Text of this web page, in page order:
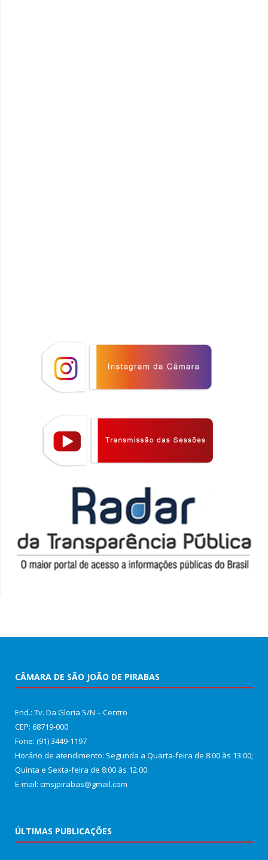
CÂMARA DE SÃO JOÃO DE PIRABAS
End.: Tv. Da Gloria S/N – Centro
CEP: 68719-000
Fone: (91) 3449-1197
Horário de atendimento: Segunda a Quarta-feira de 8:00 às 13:00;
Quinta e Sexta-feira de 8:00 às 12:00
E-mail: cmsjpirabas@gmail.com
ÚLTIMAS PUBLICAÇÕES